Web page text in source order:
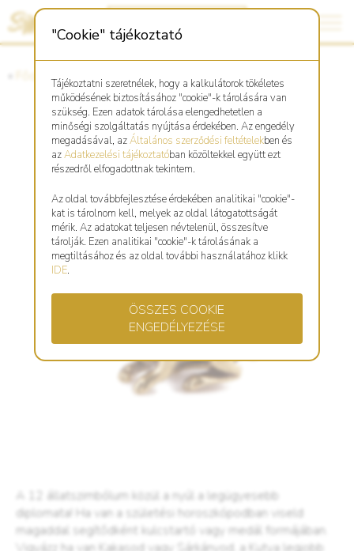
"Cookie" tájékoztató
Tájékoztatni szeretnélek, hogy a kalkulátorok tökéletes
működésének biztosításához "cookie"-k tárolására van
szükség. Ezen adatok tárolása elengedhetetlen a
minőségi szolgáltatás nyújtása érdekében. Az engedély
megadásával, azÁltalános szerződési feltételekben és
azAdatkezelési tájékoztatóban közöltekkel együtt ezt
részedről elfogadottnak tekintem.
Az oldal továbbfejlesztése érdekében analitikai "cookie"-
kat is tárolnom kell, melyek az oldal látogatottságát
mérik. Az adatokat teljesen névtelenül, összesítve
tárolják. Ezen analitikai "cookie"-k tárolásának a
megtiltásához és az oldal további használatához klikk
IDE.
ÖSSZES COOKIE
ENGEDÉLYEZÉSE
Főoldal«Asztro Shop
Nyúl réz kulcstartó, medál
A 12 állatszimbólum közül a nyúl a legügyesebb
diplomata! Ha van a születési horoszkópodban viseld
magaddal segítődként kulcstartó vagy medál formájában.